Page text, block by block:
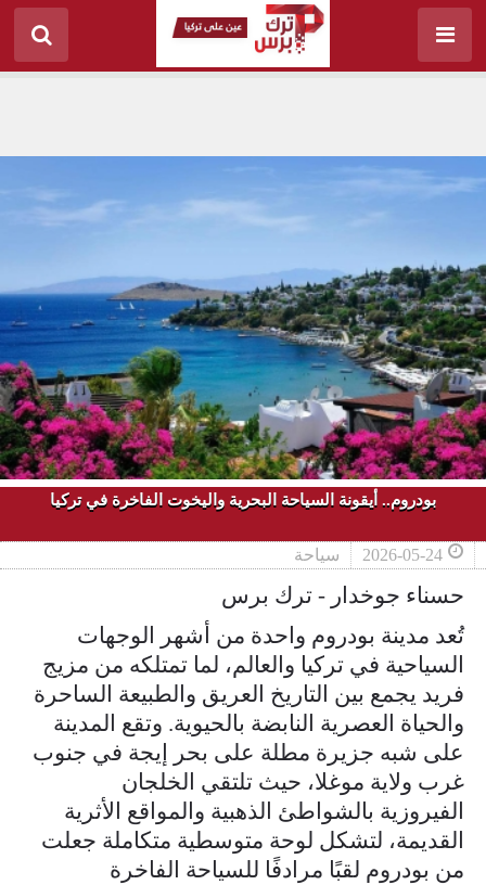
بودروم.. أيقونة السياحة البحرية واليخوت الفاخرة في تركيا
2026-05-24 سياحة
حسناء جوخدار - ترك برس
تُعد مدينة بودروم واحدة من أشهر الوجهات
السياحية في تركيا والعالم، لما تمتلكه من مزيج
فريد يجمع بين التاريخ العريق والطبيعة الساحرة
والحياة العصرية النابضة بالحيوية. وتقع المدينة
على شبه جزيرة مطلة على بحر إيجة في جنوب
غرب ولاية موغلا، حيث تلتقي الخلجان
الفيروزية بالشواطئ الذهبية والمواقع الأثرية
القديمة، لتشكل لوحة متوسطية متكاملة جعلت
من بودروم لقبًا مرادفًا للسياحة الفاخرة